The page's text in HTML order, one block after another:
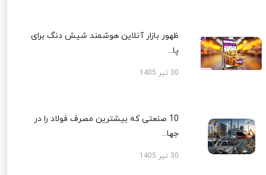
ظهور بازار آنلاین هوشمند شیش دنگ برای
پا...
30 تیر 1405
10 صنعتی که بیشترین مصرف فولاد را در
جها...
30 تیر 1405